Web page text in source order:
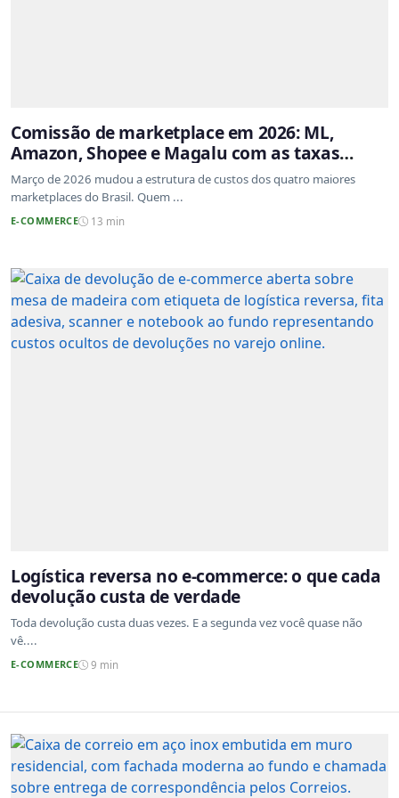
Comissão de marketplace em 2026: ML,
Amazon, Shopee e Magalu com as taxas
atualizadas
Março de 2026 mudou a estrutura de custos dos quatro maiores
marketplaces do Brasil. Quem ...
E-COMMERCE 13 min
Logística reversa no e-commerce: o que cada
devolução custa de verdade
Toda devolução custa duas vezes. E a segunda vez você quase não
vê....
E-COMMERCE 9 min